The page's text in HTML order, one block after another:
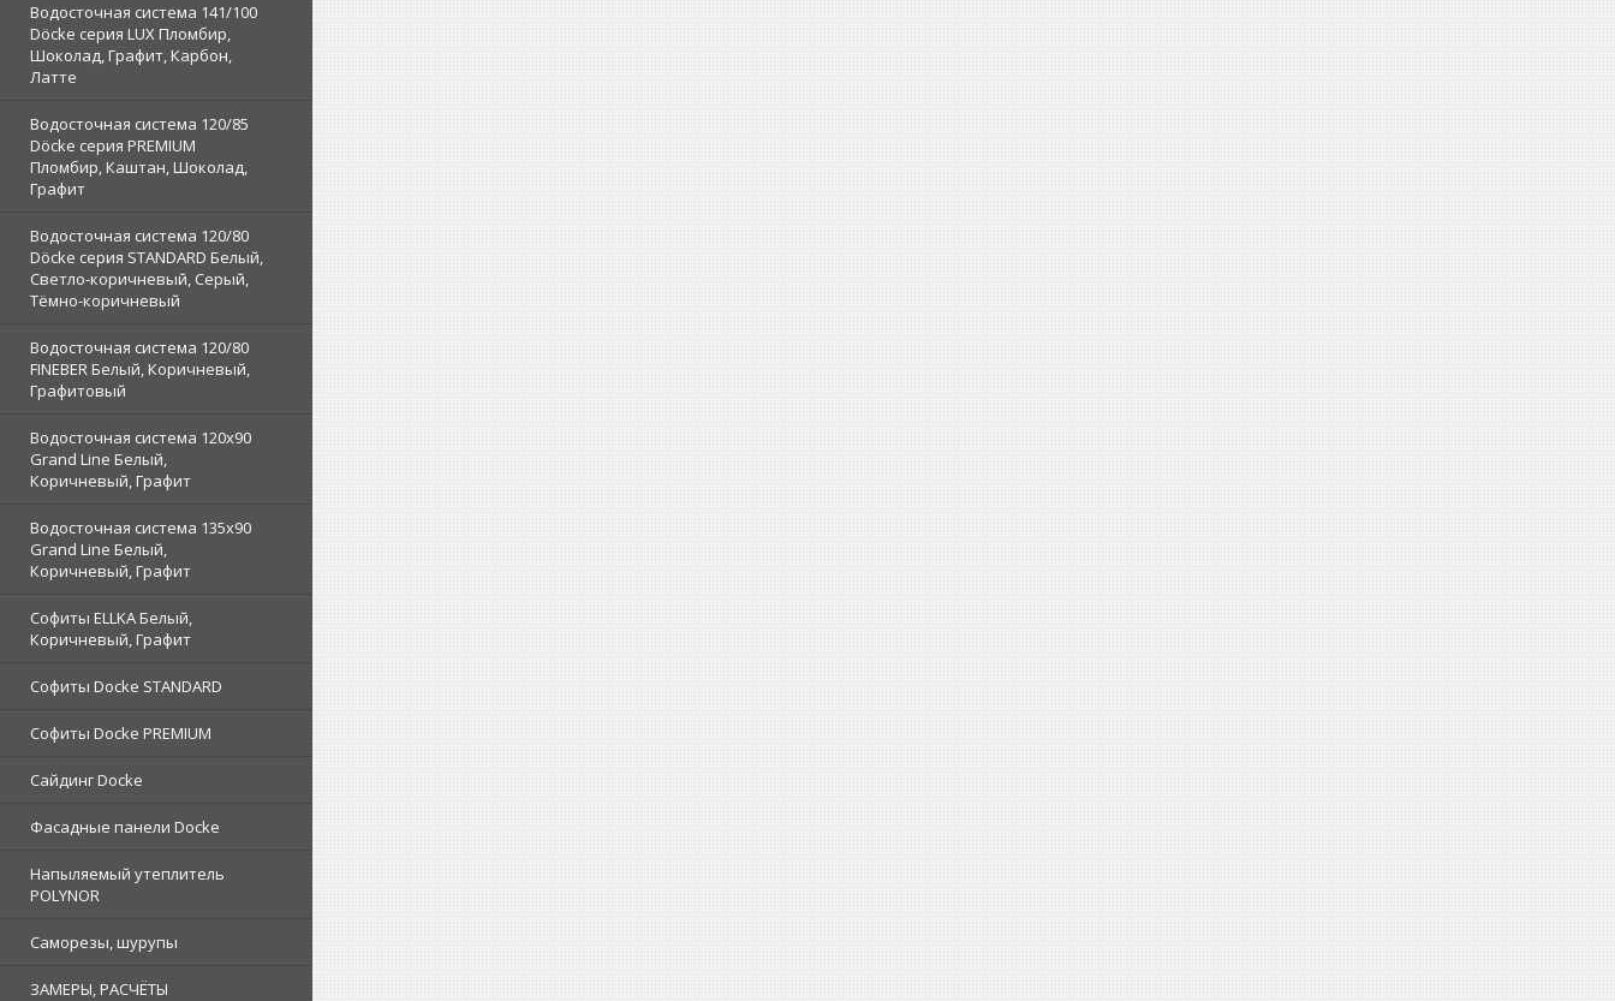
Водосточная система 141/100
Döcke серия LUX Пломбир,
Шоколад, Графит, Карбон,
Латте
Водосточная система 120/85
Döcke серия PREMIUM
Пломбир, Каштан, Шоколад,
Графит
Водосточная система 120/80
Döcke серия STANDARD Белый,
Светло-коричневый, Серый,
Тёмно-коричневый
Водосточная система 120/80
FINEBER Белый, Коричневый,
Графитовый
Водосточная система 120x90
Grand Line Белый,
Коричневый, Графит
Водосточная система 135x90
Grand Line Белый,
Коричневый, Графит
Софиты ELLKA Белый,
Коричневый, Графит
Софиты Docke STANDARD
Софиты Docke PREMIUM
Сайдинг Docke
Фасадные панели Docke
Напыляемый утеплитель
POLYNOR
Саморезы, шурупы
ЗАМЕРЫ, РАСЧЁТЫ